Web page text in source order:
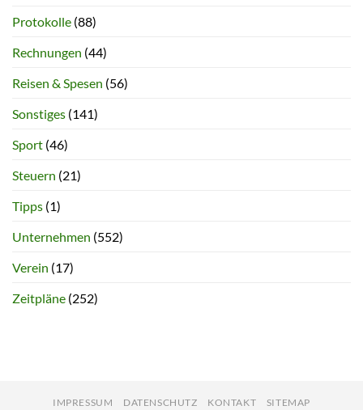
Protokolle (88)
Rechnungen (44)
Reisen & Spesen (56)
Sonstiges (141)
Sport (46)
Steuern (21)
Tipps (1)
Unternehmen (552)
Verein (17)
Zeitpläne (252)
IMPRESSUM DATENSCHUTZ KONTAKT SITEMAP